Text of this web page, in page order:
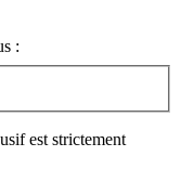
:
est strictement